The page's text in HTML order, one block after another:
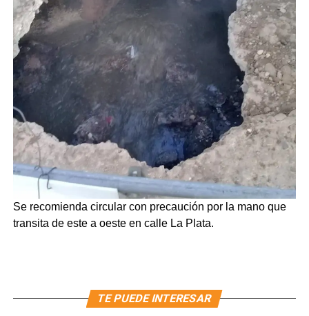
Se recomienda circular con precaución por la mano que
transita de este a oeste en calle La Plata.
TE PUEDE INTERESAR